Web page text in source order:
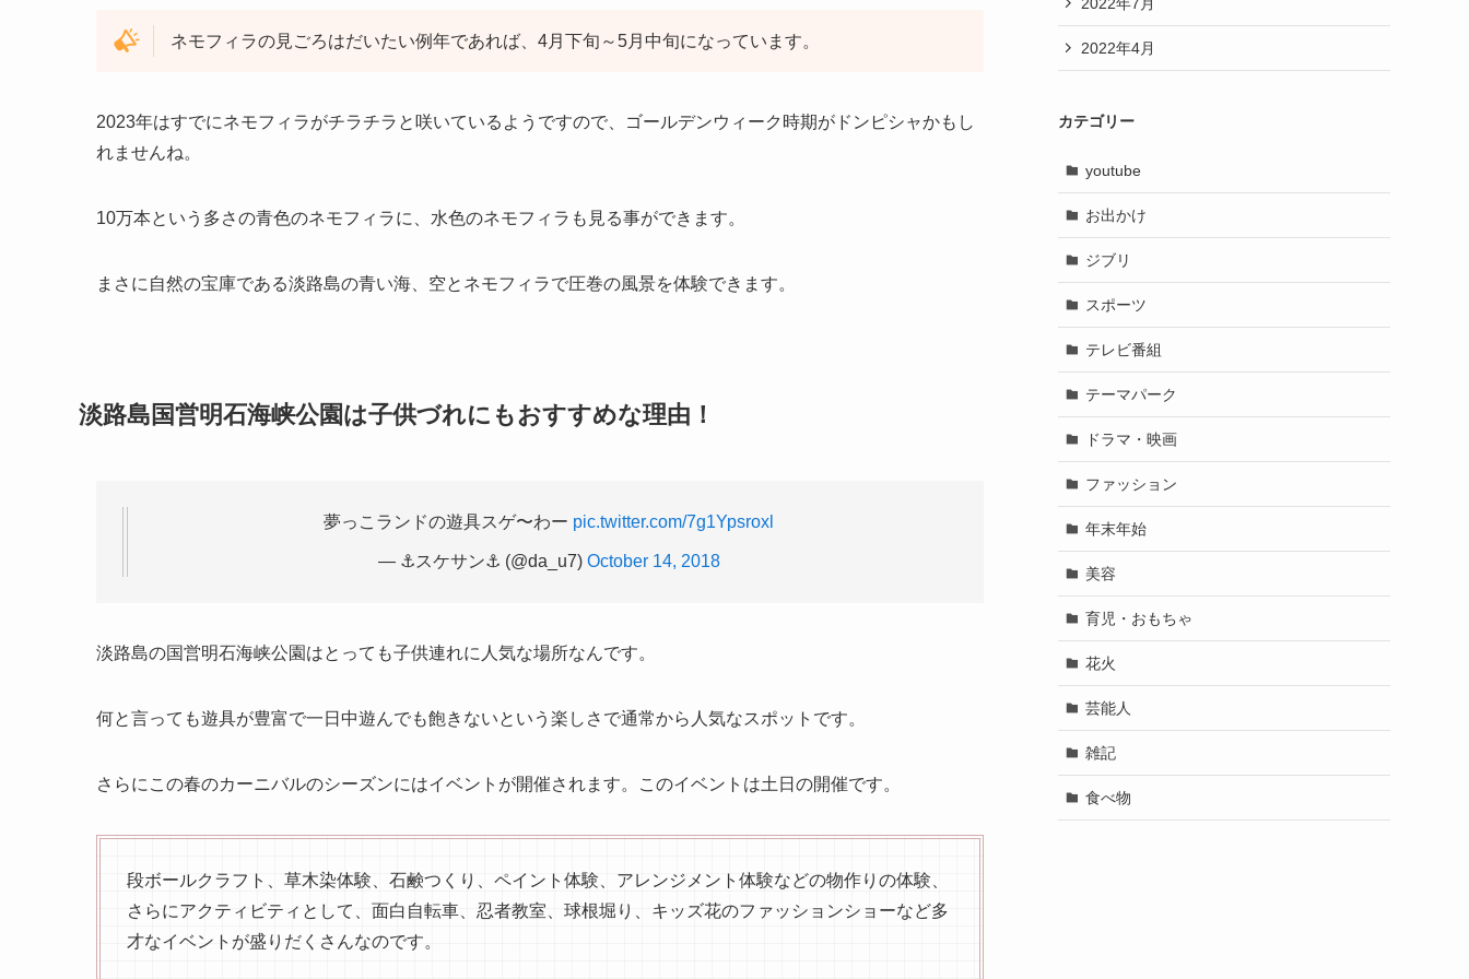
ネモフィラの見ごろはだいたい例年であれば、4月下旬～5月中旬になっています。
2023年はすでにネモフィラがチラチラと咲いているようですので、ゴールデンウィーク時期がドンピシャかもし
れませんね。
10万本という多さの青色のネモフィラに、水色のネモフィラも見る事ができます。
まさに自然の宝庫である淡路島の青い海、空とネモフィラで圧巻の風景を体験できます。
淡路島 国営明石海峡公園は子供づれにもおすすめな理由！
夢っこランドの遊具スゲ〜わー pic.twitter.com/7g1Ypsroxl
— ⚓️スケサン⚓️ (@da_u7) October 14, 2018
淡路島の国営明石海峡公園はとっても子供連れに人気な場所なんです。
何と言っても遊具が豊富で一日中遊んでも飽きないという楽しさで通常から人気なスポットです。
さらにこの春のカーニバルのシーズンにはイベントが開催されます。このイベントは土日の開催です。
段ボールクラフト、草木染体験、石鹸つくり、ペイント体験、アレンジメント体験などの物作りの体験、
さらにアクティビティとして、面白自転車、忍者教室、球根堀り、キッズ花のファッションショーなど多
才なイベントが盛りだくさんなのです。
2022年4月
カテゴリー
youtube
お出かけ
ジブリ
スポーツ
テレビ番組
テーマパーク
ドラマ・映画
ファッション
年末年始
美容
育児・おもちゃ
花火
芸能人
雑記
食べ物